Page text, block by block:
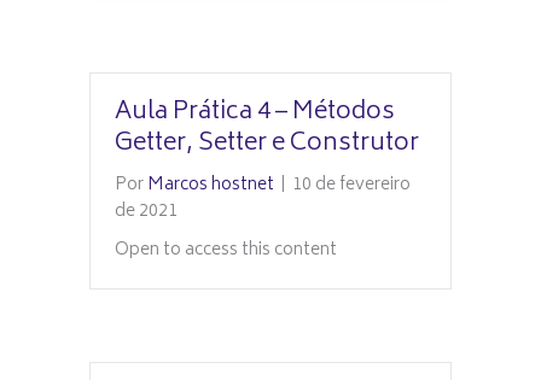
Aula Prática 4 – Métodos
Getter, Setter e Construtor
PorMarcos hostnet | 10 de fevereiro
de 2021
Open to access this content